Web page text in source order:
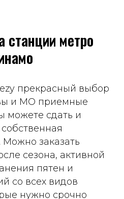
персонал, часто к
хорошо. Цены
Рекомендую
все рассказала,
мое снова как
станции метро
прекрасный выбор
и МО приемные
можете сдать и
Можно заказать
сезона, активной
пятен и
со всех видов
нужно срочно